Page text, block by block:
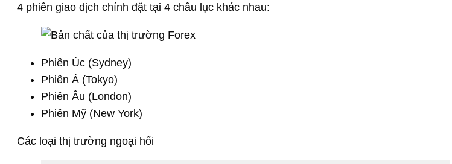
4 phiên giao dịch chính đặt tại 4 châu lục khác nhau:
Phiên Úc (Sydney)
Phiên Á (Tokyo)
Phiên Âu (London)
Phiên Mỹ (New York)
Các loại thị trường ngoại hối